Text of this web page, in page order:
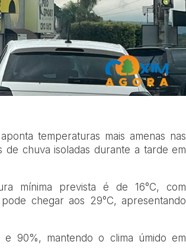
temperaturas mais amenas nas
de chuva isoladas durante a tarde em
mínima prevista é de 16°C, com
chegar aos 29°C, apresentando
90%, mantendo o clima úmido em